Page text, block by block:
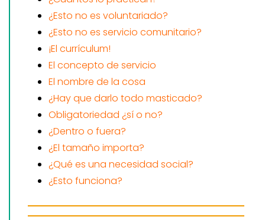
¿Esto no es voluntariado?
¿Esto no es servicio comunitario?
¡El currículum!
El concepto de servicio
El nombre de la cosa
¿Hay que darlo todo masticado?
Obligatoriedad ¿sí o no?
¿Dentro o fuera?
¿El tamaño importa?
¿Qué es una necesidad social?
¿Esto funciona?